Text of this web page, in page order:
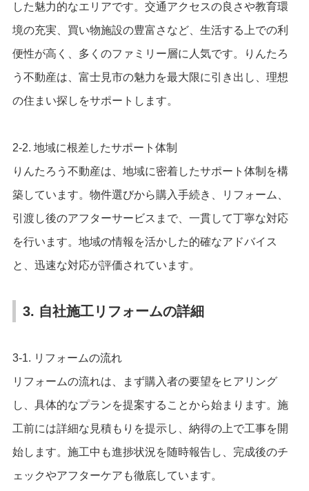
した魅力的なエリアです。交通アクセスの良さや教育環
境の充実、買い物施設の豊富さなど、生活する上での利
便性が高く、多くのファミリー層に人気です。りんたろ
う不動産は、富士見市の魅力を最大限に引き出し、理想
の住まい探しをサポートします。
2-2. 地域に根差したサポート体制
りんたろう不動産は、地域に密着したサポート体制を構
築しています。物件選びから購入手続き、リフォーム、
引渡し後のアフターサービスまで、一貫して丁寧な対応
を行います。地域の情報を活かした的確なアドバイス
と、迅速な対応が評価されています。
3. 自社施工リフォームの詳細
3-1. リフォームの流れ
リフォームの流れは、まず購入者の要望をヒアリング
し、具体的なプランを提案することから始まります。施
工前には詳細な見積もりを提示し、納得の上で工事を開
始します。施工中も進捗状況を随時報告し、完成後のチ
ェックやアフターケアも徹底しています。